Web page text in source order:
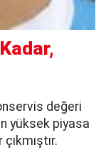
değeri
yüksek piyasa